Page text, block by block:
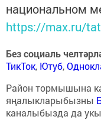
национальном
https://max.ru/
Без социаль
ТикТок, Ютуб,
Район тормышына
яңалыкларыбызны
каналыбызда да